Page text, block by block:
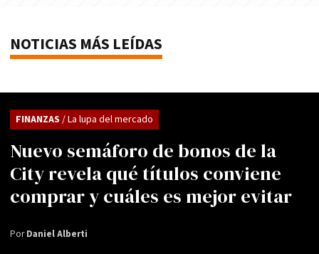
NOTICIAS MÁS LEÍDAS
Nuevo semáforo de bonos de la
City revela qué títulos conviene
comprar y cuáles es mejor evitar
FINANZAS / La lupa del mercado
PorDaniel Alberti